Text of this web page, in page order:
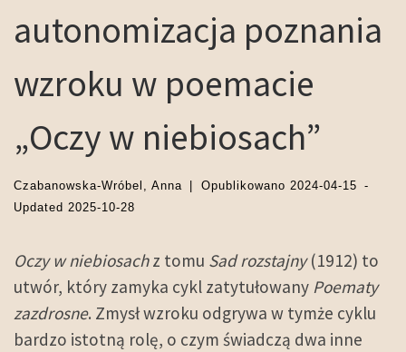
autonomizacja poznania
wzroku w poemacie
„Oczy w niebiosach”
Czabanowska-Wróbel, Anna Opublikowano 2024-04-15 -
Updated 2025-10-28
Oczy w niebiosachz tomu Sad rozstajny(1912) to
utwór, który zamyka cykl zatytułowany Poematy
zazdrosne. Zmysł wzroku odgrywa w tymże cyklu
bardzo istotną rolę, o czym świadczą dwa inne